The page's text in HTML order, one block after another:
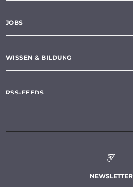
JOBS
WISSEN & BILDUNG
RSS-FEEDS
NEWSLETTER